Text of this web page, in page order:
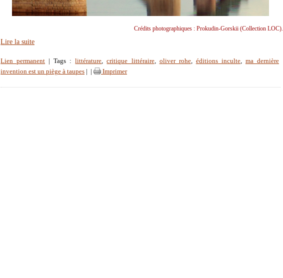
Crédits photographiques : Prokudin-Gorskii (Collection LOC).
Lire la suite
Lien permanent | Tags :littérature,critique littéraire, oliver rohe, éditions inculte, ma dernière
invention est un piège à taupes
Imprimer